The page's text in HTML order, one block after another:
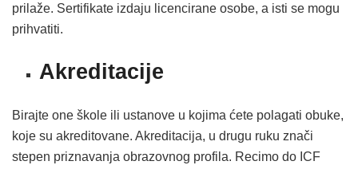
prilaže. Sertifikate izdaju licencirane osobe, a isti se mogu
prihvatiti.
Akreditacije
Birajte one škole ili ustanove u kojima ćete polagati obuke,
koje su akreditovane. Akreditacija, u drugu ruku znači
stepen priznavanja obrazovnog profila. Recimo do ICF